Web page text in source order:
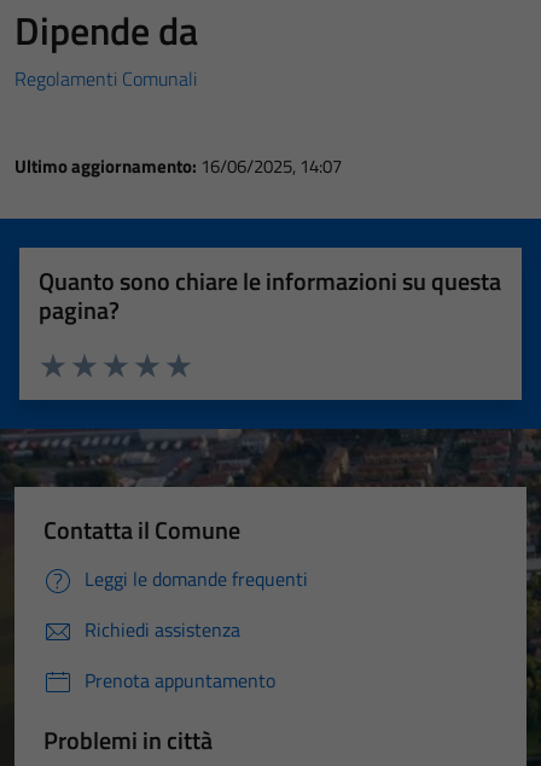
Dipende da
Regolamenti Comunali
Ultimo aggiornamento: 16/06/2025, 14:07
Quanto sono chiare le informazioni su questa
pagina?
Valuta 5 stelle su 5
Valuta 4 stelle su 5
Valuta 3 stelle su 5
Valuta 2 stelle su 5
Valuta 1 stelle su 5
Contatta il Comune
Leggi le domande frequenti
Richiedi assistenza
Prenota appuntamento
Problemi in città